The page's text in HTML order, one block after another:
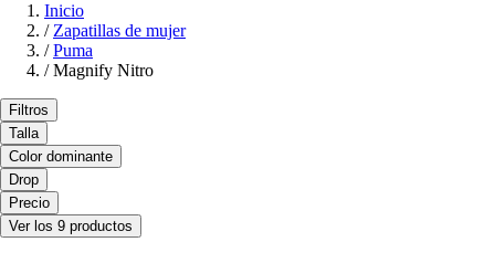
Inicio
/ Zapatillas de mujer
/ Puma
/ Magnify Nitro
Filtros
Talla
Color dominante
Drop
Precio
Ver los 9 productos